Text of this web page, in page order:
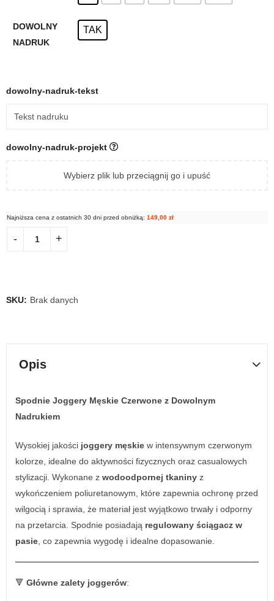
DOWOLNY
NADRUK
TAK
dowolny-nadruk-tekst
dowolny-nadruk-projekt
Wybierz plik lub przeciągnij go i upuść
Najniższa cena z ostatnich 30 dni przed obniżką: 149,00 zł
SKU: Brak danych
Opis
Spodnie Joggery Męskie Czerwone z Dowolnym
Nadrukiem
Wysokiej jakości joggery męskie w intensywnym czerwonym
kolorze, idealne do aktywności fizycznych oraz casualowych
stylizacji. Wykonane z wodoodpornej tkaniny z
wykończeniem poliuretanowym, które zapewnia ochronę przed
wilgocią i sprawia, że materiał jest wyjątkowo trwały i odporny
na przetarcia. Spodnie posiadają regulowany ściągacz w
pasie, co zapewnia wygodę i idealne dopasowanie.
🔻 Główne zalety joggerów: